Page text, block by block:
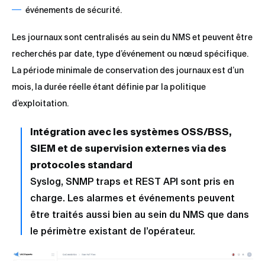
événements de sécurité.
Les journaux sont centralisés au sein du NMS et peuvent être
recherchés par date, type d’événement ou nœud spécifique.
La période minimale de conservation des journaux est d’un
mois, la durée réelle étant définie par la politique
d’exploitation.
Intégration avec les systèmes OSS/BSS,
SIEM et de supervision externes via des
protocoles standard
Syslog, SNMP traps et REST API sont pris en
charge. Les alarmes et événements peuvent
être traités aussi bien au sein du NMS que dans
le périmètre existant de l’opérateur.